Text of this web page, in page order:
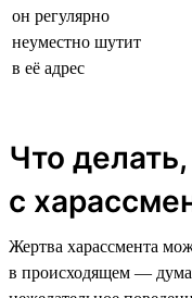
он регулярно
неуместно шутит
в её адрес
Что
с
Жертва харассмента
в происходящем —